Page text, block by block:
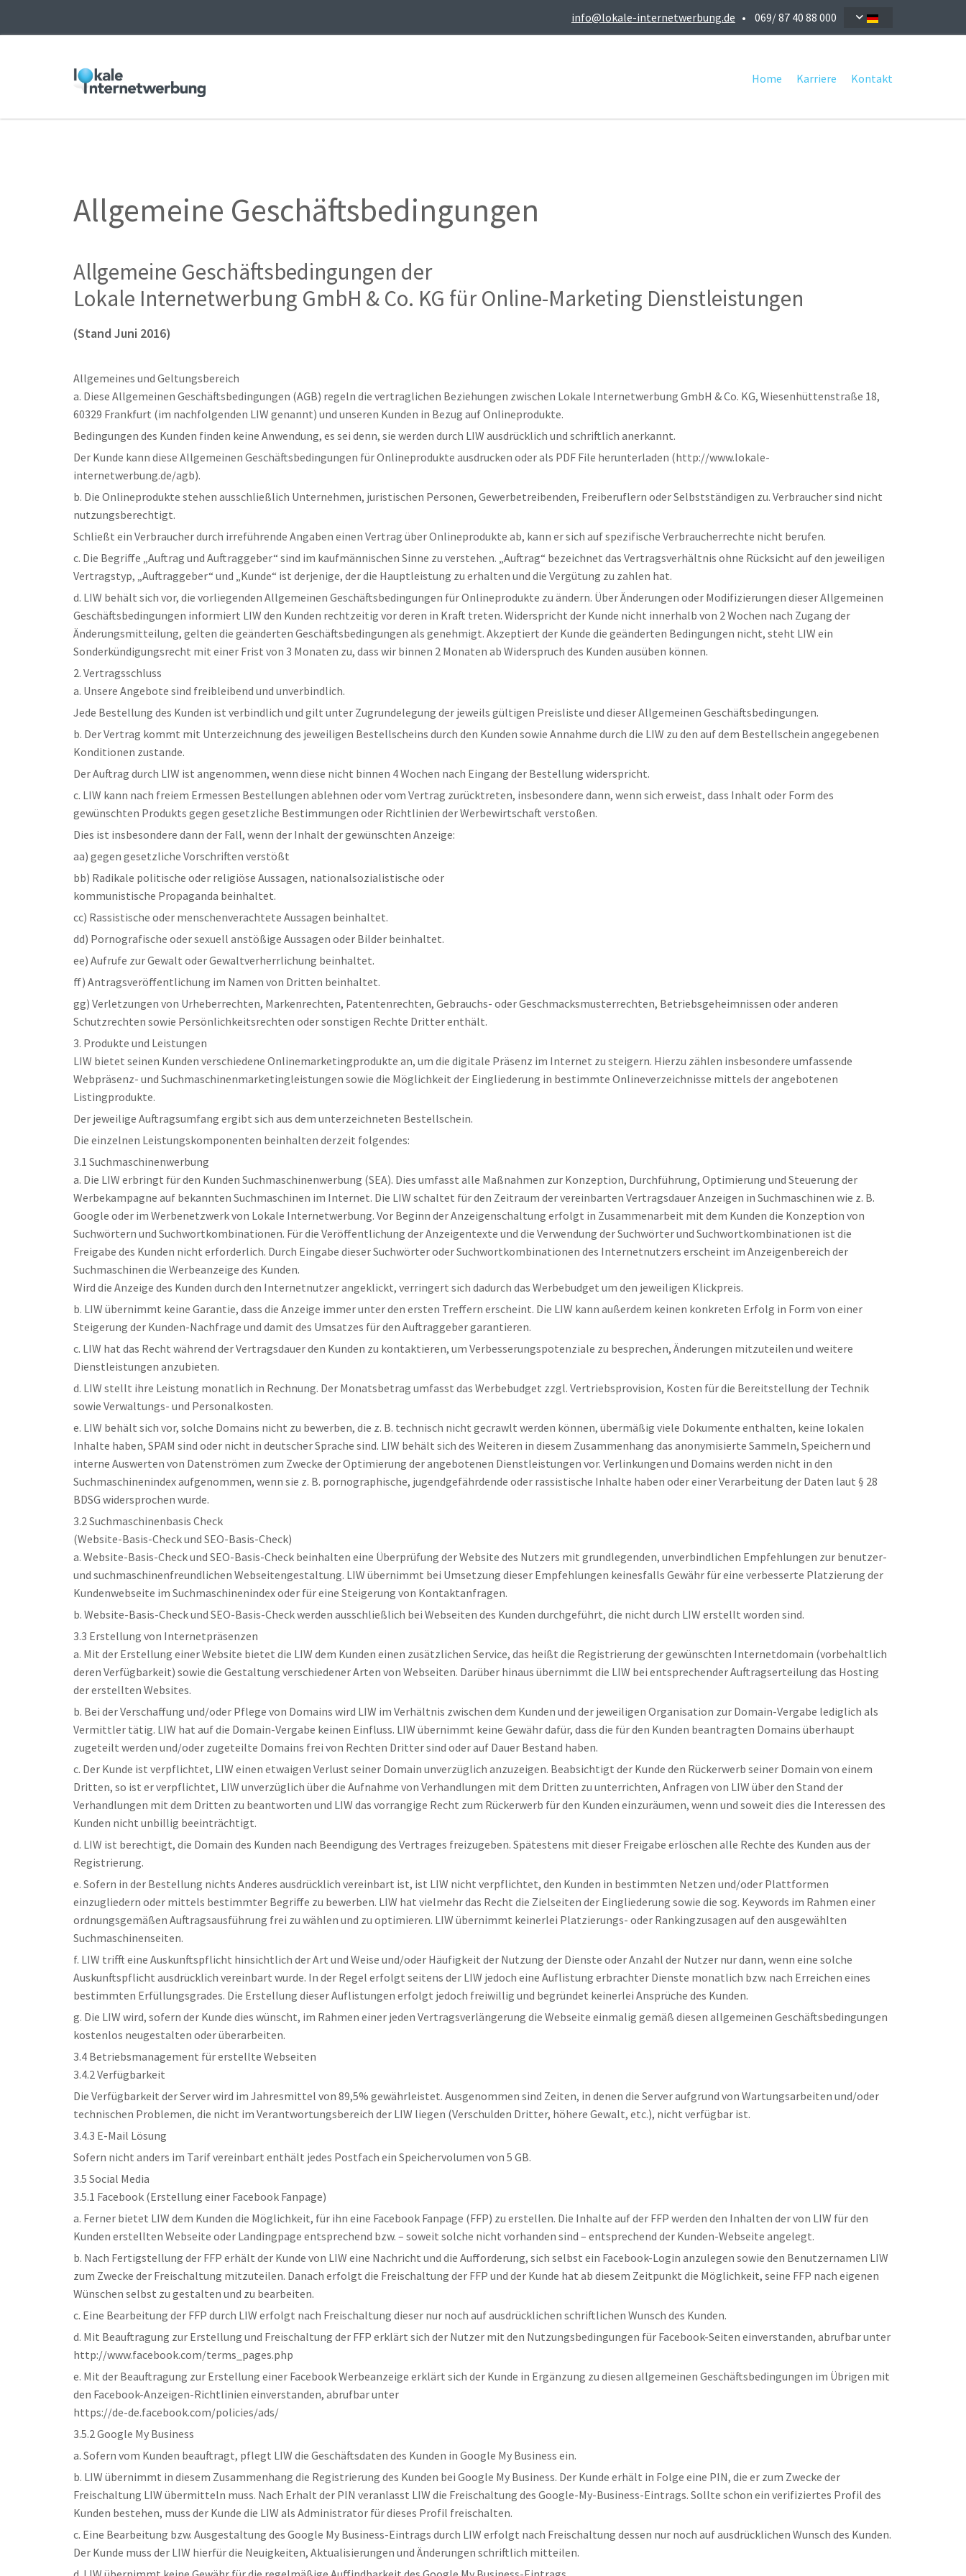
info@lokale-internetwerbung.de • 069/ 87 40 88 000
Home Karriere Kontakt
Allgemeine Geschäftsbedingungen
Allgemeine Geschäftsbedingungen der
Lokale Internetwerbung GmbH & Co. KG für Online-Marketing Dienstleistungen
(Stand Juni 2016)
Allgemeines und Geltungsbereich
a. Diese Allgemeinen Geschäftsbedingungen (AGB) regeln die vertraglichen Beziehungen zwischen Lokale Internetwerbung GmbH & Co. KG, Wiesenhüttenstraße 18,
60329 Frankfurt (im nachfolgenden LIW genannt) und unseren Kunden in Bezug auf Onlineprodukte.
Bedingungen des Kunden finden keine Anwendung, es sei denn, sie werden durch LIW ausdrücklich und schriftlich anerkannt.
Der Kunde kann diese Allgemeinen Geschäftsbedingungen für Onlineprodukte ausdrucken oder als PDF File herunterladen (http://www.lokale-
internetwerbung.de/agb).
b. Die Onlineprodukte stehen ausschließlich Unternehmen, juristischen Personen, Gewerbetreibenden, Freiberuflern oder Selbstständigen zu. Verbraucher sind nicht
nutzungsberechtigt.
Schließt ein Verbraucher durch irreführende Angaben einen Vertrag über Onlineprodukte ab, kann er sich auf spezifische Verbraucherrechte nicht berufen.
c. Die Begriffe „Auftrag und Auftraggeber“ sind im kaufmännischen Sinne zu verstehen. „Auftrag“ bezeichnet das Vertragsverhältnis ohne Rücksicht auf den jeweiligen
Vertragstyp, „Auftraggeber“ und „Kunde“ ist derjenige, der die Hauptleistung zu erhalten und die Vergütung zu zahlen hat.
d. LIW behält sich vor, die vorliegenden Allgemeinen Geschäftsbedingungen für Onlineprodukte zu ändern. Über Änderungen oder Modifizierungen dieser Allgemeinen
Geschäftsbedingungen informiert LIW den Kunden rechtzeitig vor deren in Kraft treten. Widerspricht der Kunde nicht innerhalb von 2 Wochen nach Zugang der
Änderungsmitteilung, gelten die geänderten Geschäftsbedingungen als genehmigt. Akzeptiert der Kunde die geänderten Bedingungen nicht, steht LIW ein
Sonderkündigungsrecht mit einer Frist von 3 Monaten zu, dass wir binnen 2 Monaten ab Widerspruch des Kunden ausüben können.
2. Vertragsschluss
a. Unsere Angebote sind freibleibend und unverbindlich.
Jede Bestellung des Kunden ist verbindlich und gilt unter Zugrundelegung der jeweils gültigen Preisliste und dieser Allgemeinen Geschäftsbedingungen.
b. Der Vertrag kommt mit Unterzeichnung des jeweiligen Bestellscheins durch den Kunden sowie Annahme durch die LIW zu den auf dem Bestellschein angegebenen
Konditionen zustande.
Der Auftrag durch LIW ist angenommen, wenn diese nicht binnen 4 Wochen nach Eingang der Bestellung widerspricht.
c. LIW kann nach freiem Ermessen Bestellungen ablehnen oder vom Vertrag zurücktreten, insbesondere dann, wenn sich erweist, dass Inhalt oder Form des
gewünschten Produkts gegen gesetzliche Bestimmungen oder Richtlinien der Werbewirtschaft verstoßen.
Dies ist insbesondere dann der Fall, wenn der Inhalt der gewünschten Anzeige:
aa) gegen gesetzliche Vorschriften verstößt
bb) Radikale politische oder religiöse Aussagen, nationalsozialistische oder
kommunistische Propaganda beinhaltet.
cc) Rassistische oder menschenverachtete Aussagen beinhaltet.
dd) Pornografische oder sexuell anstößige Aussagen oder Bilder beinhaltet.
ee) Aufrufe zur Gewalt oder Gewaltverherrlichung beinhaltet.
ff) Antragsveröffentlichung im Namen von Dritten beinhaltet.
gg) Verletzungen von Urheberrechten, Markenrechten, Patentenrechten, Gebrauchs- oder Geschmacksmusterrechten, Betriebsgeheimnissen oder anderen
Schutzrechten sowie Persönlichkeitsrechten oder sonstigen Rechte Dritter enthält.
3. Produkte und Leistungen
LIW bietet seinen Kunden verschiedene Onlinemarketingprodukte an, um die digitale Präsenz im Internet zu steigern. Hierzu zählen insbesondere umfassende
Webpräsenz- und Suchmaschinenmarketingleistungen sowie die Möglichkeit der Eingliederung in bestimmte Onlineverzeichnisse mittels der angebotenen
Listingprodukte.
Der jeweilige Auftragsumfang ergibt sich aus dem unterzeichneten Bestellschein.
Die einzelnen Leistungskomponenten beinhalten derzeit folgendes:
3.1 Suchmaschinenwerbung
a. Die LIW erbringt für den Kunden Suchmaschinenwerbung (SEA). Dies umfasst alle Maßnahmen zur Konzeption, Durchführung, Optimierung und Steuerung der
Werbekampagne auf bekannten Suchmaschinen im Internet. Die LIW schaltet für den Zeitraum der vereinbarten Vertragsdauer Anzeigen in Suchmaschinen wie z. B.
Google oder im Werbenetzwerk von Lokale Internetwerbung. Vor Beginn der Anzeigenschaltung erfolgt in Zusammenarbeit mit dem Kunden die Konzeption von
Suchwörtern und Suchwortkombinationen. Für die Veröffentlichung der Anzeigentexte und die Verwendung der Suchwörter und Suchwortkombinationen ist die
Freigabe des Kunden nicht erforderlich. Durch Eingabe dieser Suchwörter oder Suchwortkombinationen des Internetnutzers erscheint im Anzeigenbereich der
Suchmaschinen die Werbeanzeige des Kunden.
Wird die Anzeige des Kunden durch den Internetnutzer angeklickt, verringert sich dadurch das Werbebudget um den jeweiligen Klickpreis.
b. LIW übernimmt keine Garantie, dass die Anzeige immer unter den ersten Treffern erscheint. Die LIW kann außerdem keinen konkreten Erfolg in Form von einer
Steigerung der Kunden-Nachfrage und damit des Umsatzes für den Auftraggeber garantieren.
c. LIW hat das Recht während der Vertragsdauer den Kunden zu kontaktieren, um Verbesserungspotenziale zu besprechen, Änderungen mitzuteilen und weitere
Dienstleistungen anzubieten.
d. LIW stellt ihre Leistung monatlich in Rechnung. Der Monatsbetrag umfasst das Werbebudget zzgl. Vertriebsprovision, Kosten für die Bereitstellung der Technik
sowie Verwaltungs- und Personalkosten.
e. LIW behält sich vor, solche Domains nicht zu bewerben, die z. B. technisch nicht gecrawlt werden können, übermäßig viele Dokumente enthalten, keine lokalen
Inhalte haben, SPAM sind oder nicht in deutscher Sprache sind. LIW behält sich des Weiteren in diesem Zusammenhang das anonymisierte Sammeln, Speichern und
interne Auswerten von Datenströmen zum Zwecke der Optimierung der angebotenen Dienstleistungen vor. Verlinkungen und Domains werden nicht in den
Suchmaschinenindex aufgenommen, wenn sie z. B. pornographische, jugendgefährdende oder rassistische Inhalte haben oder einer Verarbeitung der Daten laut § 28
BDSG widersprochen wurde.
3.2 Suchmaschinenbasis Check
(Website-Basis-Check und SEO-Basis-Check)
a. Website-Basis-Check und SEO-Basis-Check beinhalten eine Überprüfung der Website des Nutzers mit grundlegenden, unverbindlichen Empfehlungen zur benutzer-
und suchmaschinenfreundlichen Webseitengestaltung. LIW übernimmt bei Umsetzung dieser Empfehlungen keinesfalls Gewähr für eine verbesserte Platzierung der
Kundenwebseite im Suchmaschinenindex oder für eine Steigerung von Kontaktanfragen.
b. Website-Basis-Check und SEO-Basis-Check werden ausschließlich bei Webseiten des Kunden durchgeführt, die nicht durch LIW erstellt worden sind.
3.3 Erstellung von Internetpräsenzen
a. Mit der Erstellung einer Website bietet die LIW dem Kunden einen zusätzlichen Service, das heißt die Registrierung der gewünschten Internetdomain (vorbehaltlich
deren Verfügbarkeit) sowie die Gestaltung verschiedener Arten von Webseiten. Darüber hinaus übernimmt die LIW bei entsprechender Auftragserteilung das Hosting
der erstellten Websites.
b. Bei der Verschaffung und/oder Pflege von Domains wird LIW im Verhältnis zwischen dem Kunden und der jeweiligen Organisation zur Domain-Vergabe lediglich als
Vermittler tätig. LIW hat auf die Domain-Vergabe keinen Einfluss. LIW übernimmt keine Gewähr dafür, dass die für den Kunden beantragten Domains überhaupt
zugeteilt werden und/oder zugeteilte Domains frei von Rechten Dritter sind oder auf Dauer Bestand haben.
c. Der Kunde ist verpflichtet, LIW einen etwaigen Verlust seiner Domain unverzüglich anzuzeigen. Beabsichtigt der Kunde den Rückerwerb seiner Domain von einem
Dritten, so ist er verpflichtet, LIW unverzüglich über die Aufnahme von Verhandlungen mit dem Dritten zu unterrichten, Anfragen von LIW über den Stand der
Verhandlungen mit dem Dritten zu beantworten und LIW das vorrangige Recht zum Rückerwerb für den Kunden einzuräumen, wenn und soweit dies die Interessen des
Kunden nicht unbillig beeinträchtigt.
d. LIW ist berechtigt, die Domain des Kunden nach Beendigung des Vertrages freizugeben. Spätestens mit dieser Freigabe erlöschen alle Rechte des Kunden aus der
Registrierung.
e. Sofern in der Bestellung nichts Anderes ausdrücklich vereinbart ist, ist LIW nicht verpflichtet, den Kunden in bestimmten Netzen und/oder Plattformen
einzugliedern oder mittels bestimmter Begriffe zu bewerben. LIW hat vielmehr das Recht die Zielseiten der Eingliederung sowie die sog. Keywords im Rahmen einer
ordnungsgemäßen Auftragsausführung frei zu wählen und zu optimieren. LIW übernimmt keinerlei Platzierungs- oder Rankingzusagen auf den ausgewählten
Suchmaschinenseiten.
f. LIW trifft eine Auskunftspflicht hinsichtlich der Art und Weise und/oder Häufigkeit der Nutzung der Dienste oder Anzahl der Nutzer nur dann, wenn eine solche
Auskunftspflicht ausdrücklich vereinbart wurde. In der Regel erfolgt seitens der LIW jedoch eine Auflistung erbrachter Dienste monatlich bzw. nach Erreichen eines
bestimmten Erfüllungsgrades. Die Erstellung dieser Auflistungen erfolgt jedoch freiwillig und begründet keinerlei Ansprüche des Kunden.
g. Die LIW wird, sofern der Kunde dies wünscht, im Rahmen einer jeden Vertragsverlängerung die Webseite einmalig gemäß diesen allgemeinen Geschäftsbedingungen
kostenlos neugestalten oder überarbeiten.
3.4 Betriebsmanagement für erstellte Webseiten
3.4.2 Verfügbarkeit
Die Verfügbarkeit der Server wird im Jahresmittel von 89,5% gewährleistet. Ausgenommen sind Zeiten, in denen die Server aufgrund von Wartungsarbeiten und/oder
technischen Problemen, die nicht im Verantwortungsbereich der LIW liegen (Verschulden Dritter, höhere Gewalt, etc.), nicht verfügbar ist.
3.4.3 E-Mail Lösung
Sofern nicht anders im Tarif vereinbart enthält jedes Postfach ein Speichervolumen von 5 GB.
3.5 Social Media
3.5.1 Facebook (Erstellung einer Facebook Fanpage)
a. Ferner bietet LIW dem Kunden die Möglichkeit, für ihn eine Facebook Fanpage (FFP) zu erstellen. Die Inhalte auf der FFP werden den Inhalten der von LIW für den
Kunden erstellten Webseite oder Landingpage entsprechend bzw. – soweit solche nicht vorhanden sind – entsprechend der Kunden-Webseite angelegt.
b. Nach Fertigstellung der FFP erhält der Kunde von LIW eine Nachricht und die Aufforderung, sich selbst ein Facebook-Login anzulegen sowie den Benutzernamen LIW
zum Zwecke der Freischaltung mitzuteilen. Danach erfolgt die Freischaltung der FFP und der Kunde hat ab diesem Zeitpunkt die Möglichkeit, seine FFP nach eigenen
Wünschen selbst zu gestalten und zu bearbeiten.
c. Eine Bearbeitung der FFP durch LIW erfolgt nach Freischaltung dieser nur noch auf ausdrücklichen schriftlichen Wunsch des Kunden.
d. Mit Beauftragung zur Erstellung und Freischaltung der FFP erklärt sich der Nutzer mit den Nutzungsbedingungen für Facebook-Seiten einverstanden, abrufbar unter
http://www.facebook.com/terms_pages.php
e. Mit der Beauftragung zur Erstellung einer Facebook Werbeanzeige erklärt sich der Kunde in Ergänzung zu diesen allgemeinen Geschäftsbedingungen im Übrigen mit
den Facebook-Anzeigen-Richtlinien einverstanden, abrufbar unter
https://de-de.facebook.com/policies/ads/
3.5.2 Google My Business
a. Sofern vom Kunden beauftragt, pflegt LIW die Geschäftsdaten des Kunden in Google My Business ein.
b. LIW übernimmt in diesem Zusammenhang die Registrierung des Kunden bei Google My Business. Der Kunde erhält in Folge eine PIN, die er zum Zwecke der
Freischaltung LIW übermitteln muss. Nach Erhalt der PIN veranlasst LIW die Freischaltung des Google-My-Business-Eintrags. Sollte schon ein verifiziertes Profil des
Kunden bestehen, muss der Kunde die LIW als Administrator für dieses Profil freischalten.
c. Eine Bearbeitung bzw. Ausgestaltung des Google My Business-Eintrags durch LIW erfolgt nach Freischaltung dessen nur noch auf ausdrücklichen Wunsch des Kunden.
Der Kunde muss der LIW hierfür die Neuigkeiten, Aktualisierungen und Änderungen schriftlich mitteilen.